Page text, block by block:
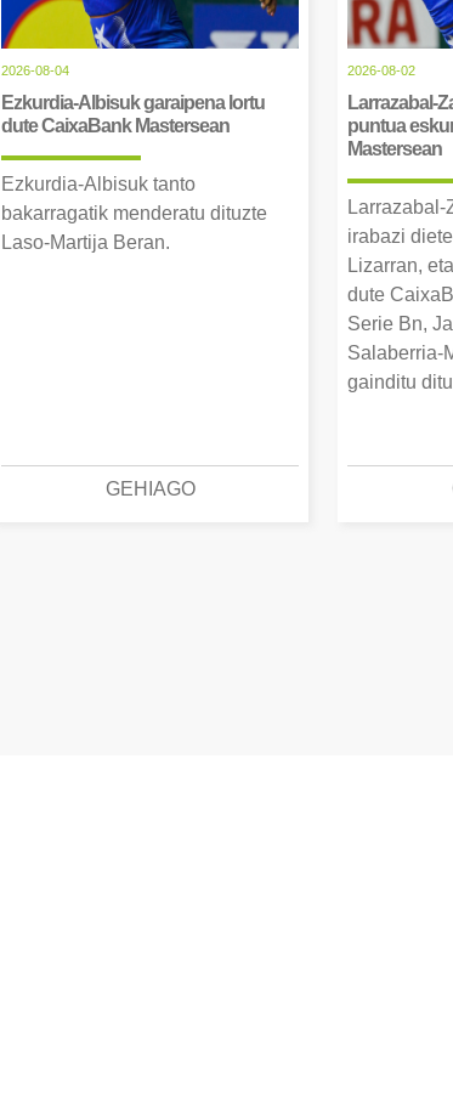
2026-08-04
Ezkurdia-Albisuk garaipena lortu
dute CaixaBank Mastersean
Ezkurdia-Albisuk tanto
bakarragatik menderatu dituzte
Laso-Martija Beran.
GEHIAGO
2026-08-02
Larrazabal-
puntua
Mastersean
irabazi
Lizarran,
dute
Serie Bn,
Salaberria-
gainditu